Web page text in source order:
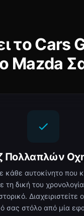
το Cars
Mazda
Πολλαπλών
κάθε αυτοκίνητο που
τη δική του
Διαχειριστείτε
σας στόλο από μία